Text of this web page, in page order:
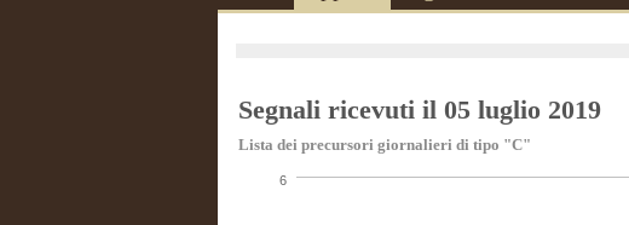
Segnali ricevuti il 05 luglio 2019
Lista dei precursori giornalieri di tipo "C"
6